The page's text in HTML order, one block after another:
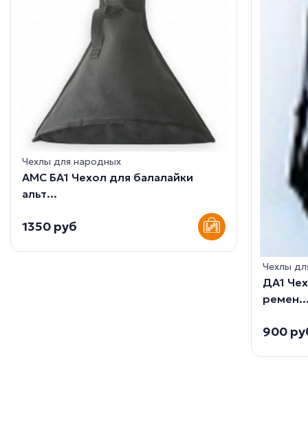
Чехлы для народных
AMC БА1 Чехол для балалайки
альт...
1350 руб
Чехлы
ДА1
900